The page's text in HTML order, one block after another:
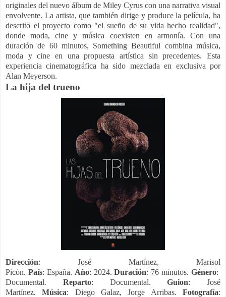
originales del nuevo álbum de Miley Cyrus con una narrativa visual
envolvente. La artista, que también dirige y produce la película, ha
descrito el proyecto como "el sueño de su vida hecho realidad",
donde moda, cine y música coexisten en armonía. Con una
duración de 60 minutos, Something Beautiful combina música,
moda y cine en una propuesta artística sin precedentes. Esta
experiencia cinematográfica ha sido mezclada en exclusiva por
Alan Meyerson.
La hija del trueno
Dirección: José Martínez, Marisol
Picón. País: España. Año: 2024.Duración: 76 minutos. Género:
Documental. Reparto: Documental.Guion: José
Martínez.Música: Diego Galaz, Jorge Arribas.Fotografía: